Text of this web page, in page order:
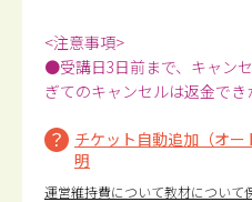
<注意事項>
●受講日3日前まで、キャン
ぎてのキャンセルは返金でき
チケット自動追加（オ
明
運営維持費について教材について